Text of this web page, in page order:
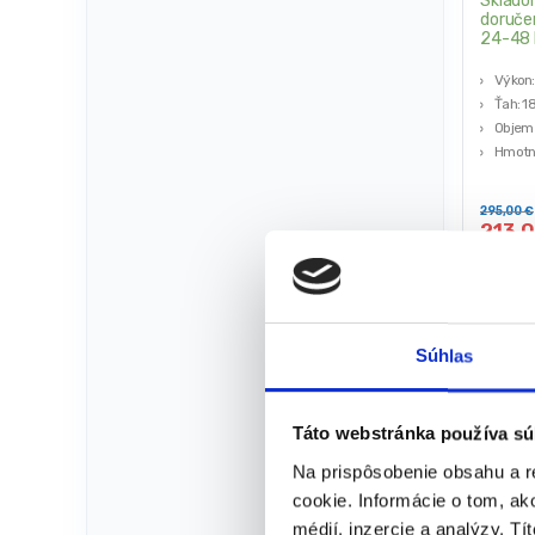
Súhlas
Táto webstránka používa
Na prispôsobenie obsahu a
cookie. Informácie o tom,
médií, inzercie a analýzy.
24-48
Ťah:
295,00€
- 33%